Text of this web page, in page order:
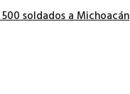
soldados a Michoacán